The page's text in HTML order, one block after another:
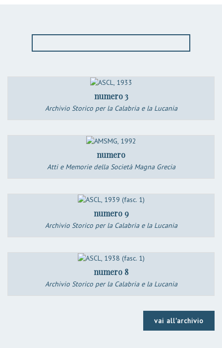
numero 3
Archivio Storico per la Calabria e la Lucania
numero
Atti e Memorie della Società Magna Grecia
numero 9
Archivio Storico per la Calabria e la Lucania
numero 8
Archivio Storico per la Calabria e la Lucania
vai all'archivio